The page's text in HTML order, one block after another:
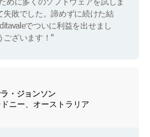
失敗でした。諦めずに続けた結
でついに利益を出せまし
ございます！"
・ジョンソン
ニー、オーストラリア